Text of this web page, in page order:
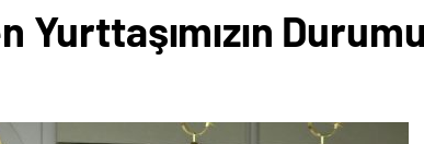
Yurttaşımızın